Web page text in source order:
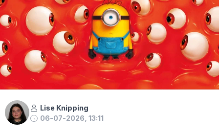
Lise Knipping
06-07-2026, 13:11